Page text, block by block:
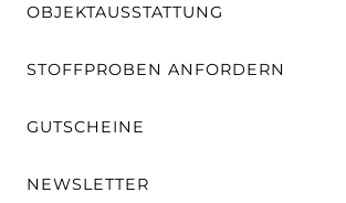
OBJEKTAUSSTATTUNG
STOFFPROBEN ANFORDERN
GUTSCHEINE
NEWSLETTER